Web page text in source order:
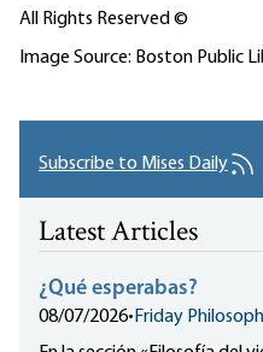
All Rights Reserved ©
Image Source: Boston Public
Subscribe to Mises Daily
Latest Articles
¿Qué esperabas?
08/07/2026• Friday